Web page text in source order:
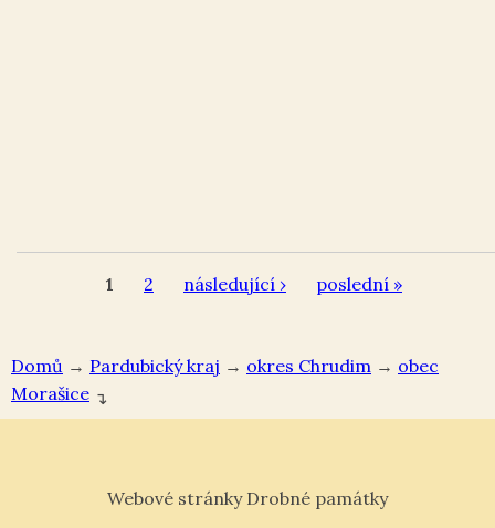
Domů → Pardubický kraj → okres Chrudim →
Morašice ↴
1 2 následující › poslední »
Webové stránky Drobné památky